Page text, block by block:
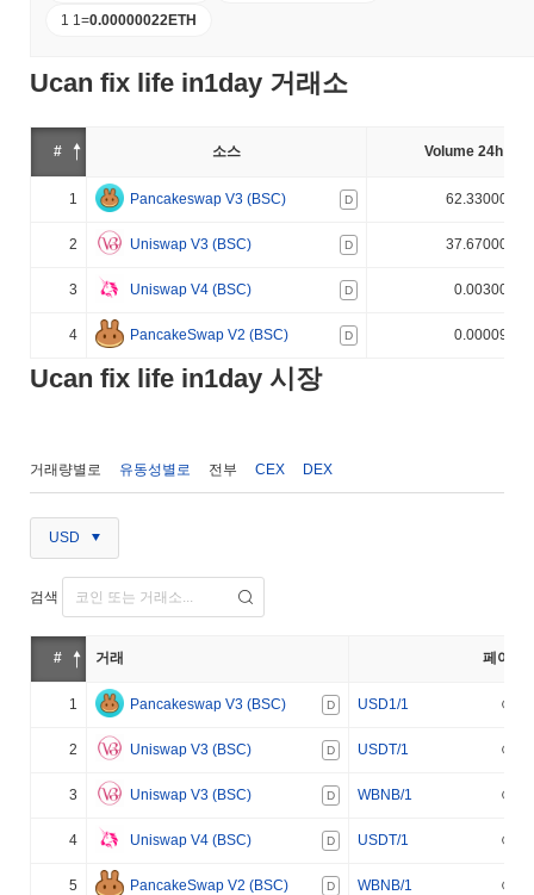
1 1 =0.00000022ETH
Ucan fix life in1day 거래소
# 소스 Volume 24h (%)
1 Pancakeswap V3 (BSC) D 62.330000%
2 Uniswap V3 (BSC) D 37.670000%
3 Uniswap V4 (BSC) D 0.003000%
4 PancakeSwap V2 (BSC) D 0.000090%
Ucan fix life in1day 시장
거래량별로 유동성별로 전부 CEX DEX
USD
검색
# 거래 페어
1 Pancakeswap V3 (BSC) D USD1/1
2 Uniswap V3 (BSC) D USDT/1
3 Uniswap V3 (BSC) D WBNB/1
4 Uniswap V4 (BSC) D USDT/1
5 PancakeSwap V2 (BSC) D WBNB/1